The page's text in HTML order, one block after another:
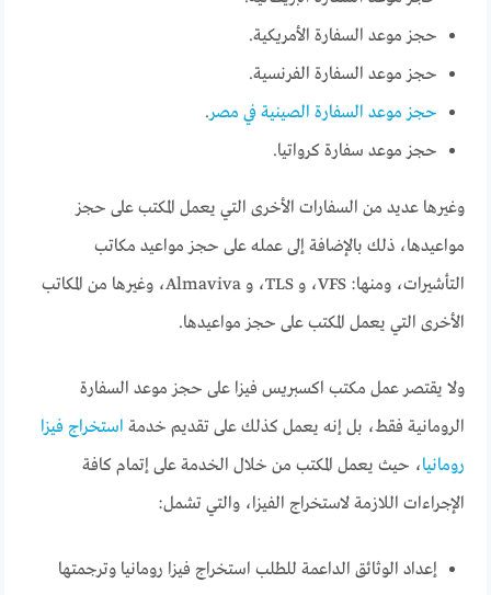
حجز موعد السفارة الأمريكية.
حجز موعد السفارة الفرنسية.
حجز موعد السفارة الصينية في مصر.
حجز موعد سفارة كرواتيا.
وغيرها عديد من السفارات الأخرى التي يعمل المكتب على حجز
مواعيدها، ذلك بالإضافة إلى عمله على حجز مواعيد مكاتب
التأشيرات، ومنها: VFS، و TLS، و Almaviva، وغيرها من المكاتب
الأخرى التي يعمل المكتب على حجز مواعيدها.
ولا يقتصر عمل مكتب اكسبريس فيزا على حجز موعد السفارة
الرومانية فقط، بل إنه يعمل كذلك على تقديم خدمة استخراج فيزا
رومانيا، حيث يعمل المكتب من خلال الخدمة على إتمام كافة
الإجراءات اللازمة لاستخراج الفيزا، والتي تشمل:
إعداد الوثائق الداعمة للطلب استخراج فيزا رومانيا وترجمتها